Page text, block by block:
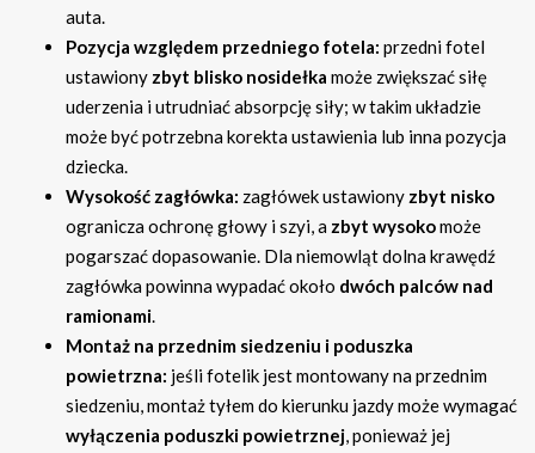
auta.
Pozycja względem przedniego fotela: przedni fotel
ustawiony zbyt blisko nosidełka może zwiększać siłę
uderzenia i utrudniać absorpcję siły; w takim układzie
może być potrzebna korekta ustawienia lub inna pozycja
dziecka.
Wysokość zagłówka: zagłówek ustawiony zbyt nisko
ogranicza ochronę głowy i szyi, a zbyt wysokomoże
pogarszać dopasowanie. Dla niemowląt dolna krawędź
zagłówka powinna wypadać około dwóch palców nad
ramionami.
Montaż na przednim siedzeniu i poduszka
powietrzna: jeśli fotelik jest montowany na przednim
siedzeniu, montaż tyłem do kierunku jazdy może wymagać
wyłączenia poduszki powietrznej, ponieważ jej